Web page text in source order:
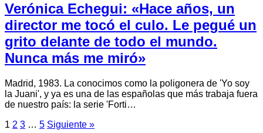
Verónica Echegui: «Hace años, un
director me tocó el culo. Le pegué un
grito delante de todo el mundo.
Nunca más me miró»
Madrid, 1983. La conocimos como la poligonera de 'Yo soy
la Juani', y ya es una de las españolas que más trabaja fuera
de nuestro país: la serie 'Forti…
1 2 3 … 5 Siguiente »